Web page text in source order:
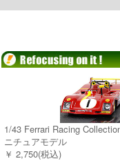
1/43 Ferrari Racing
ニチュアモデル
￥ 2,750(税込)